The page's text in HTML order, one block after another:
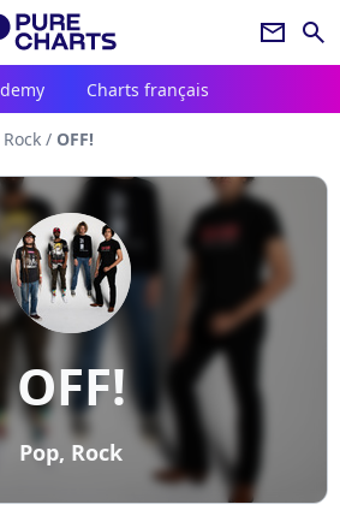
newsletter search
Charts français
/ OFF!
OFF!
Pop, Rock